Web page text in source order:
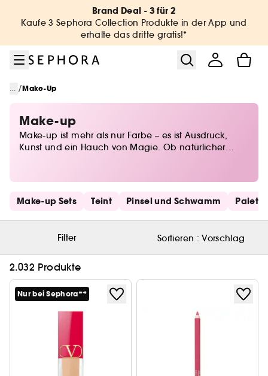
Zum HauptinhaltBrand Deal - 3 für 2
Kaufe 3 Sephora Collection Produkte in der App und
erhalte das dritte gratis!*
... /Make-Up
Make-up
Make-up ist mehr als nur Farbe – es ist Ausdruck,
Kunst und ein Hauch von Magie. Ob natürlicher
setzen. Von Foundations für den perfekten Teint über
ausdrucksstarkes Augen-Make-up bis hin zu
Lidschatten in allen Nuancen – entdecke die
neuesten Trends und zeitlose Klassiker. Lass deiner
haves für jeden Anlass!
Schnelllinks überspringen
Make-up Sets Teint Pinsel und Schwamm
Filter Sortieren :Vorschlag
2.032 Produkte
Nur bei Sephora**